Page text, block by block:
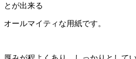
とが出来る
オールマイティな用紙です。